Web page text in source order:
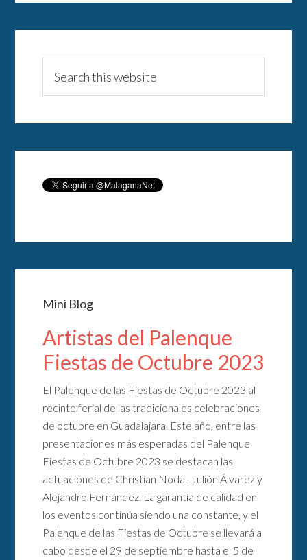
Mini Blog
Artistas del Palenque
Fiestas de Octubre 2023
El Palenque de las Fiestas de Octubre 2023 al
recinto ferial de las tradicionales celebraciones
de octubre en Guadalajara. Este año, entre las
presentaciones más esperadas del Palenque
Fiestas de Octubre 2023 se destacan las
actuaciones de Christian Nodal, Julión Álvarez y
Alejandro Fernández. La garantía de calidad en
los eventos continúa siendo una constante, y el
Palenque de las Fiestas de Octubre se llevará a
cabo desde el 29 de septiembre hasta el 5 de